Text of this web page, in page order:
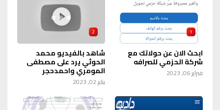
1
ابحث الان عن حولاتك مع
شركة الحزمي للصرافه
فبراير 06, 2023
2
شاهد بالفيديو محمد
الحوثي يرد على مصطفى
المومري واحمدحجر
يناير 02, 2023